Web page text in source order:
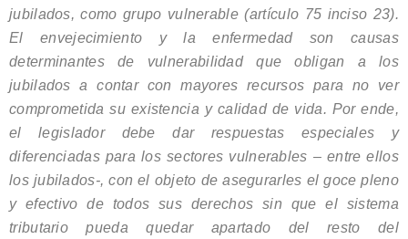
jubilados, como grupo vulnerable (artículo 75 inciso 23).
El envejecimiento y la enfermedad son causas
determinantes de vulnerabilidad que obligan a los
jubilados a contar con mayores recursos para no ver
comprometida su existencia y calidad de vida. Por ende,
el legislador debe dar respuestas especiales y
diferenciadas para los sectores vulnerables – entre ellos
los jubilados-, con el objeto de asegurarles el goce pleno
y efectivo de todos sus derechos sin que el sistema
tributario pueda quedar apartado del resto del